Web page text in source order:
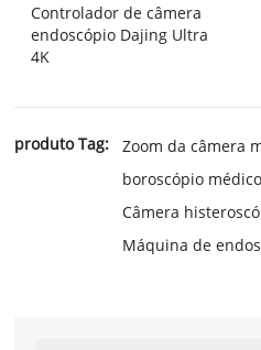
Controlador de câmera
endoscópio Dajing Ultra
4K
produto Tag:
Zoom da câmera
boroscópio médico
Câmera
Máquina de